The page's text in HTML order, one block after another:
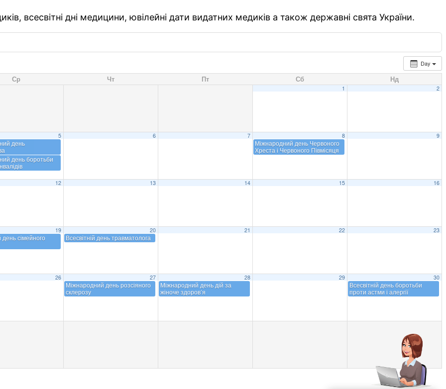
всесвітні дні медицини, ювілейні дати видатних медиків а також державні свята України.
Day
Ср Чт Пт Сб Нд
1 2
5
день
день боротьби
6 7 8
Міжнародний день Червоного
Хреста і Червоного Півмісяця
9
12 13 14 15 16
19
день сімейного
20
Всесвітній день травматолога
21 22 23
26 27
Міжнародний день розсіяного
склерозу
28
Міжнародний день дій за
жіноче здоров’я
29 30
Всесвітній день боротьби
проти астми і алергії